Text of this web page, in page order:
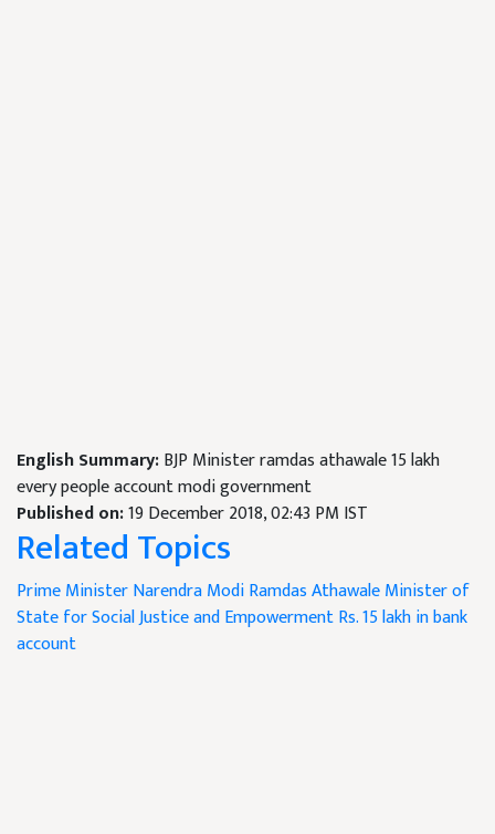
English Summary:BJP Minister ramdas athawale 15 lakh
every people account modi government
Published on:19 December 2018, 02:43 PM IST
Related Topics
Prime Minister Narendra ModiRamdas AthawaleMinister of
State for Social Justice and EmpowermentRs. 15 lakh in bank
account